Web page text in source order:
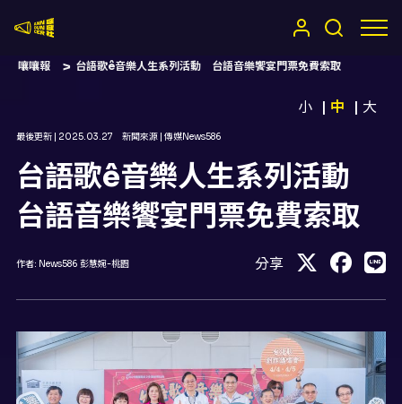
嚷嚷報 台語歌ê音樂人生系列活動 台語音樂饗宴門票免費索取
小 中 大
最後更新 | 2025.03.27 新聞來源 | 傳媒News586
台語歌ê音樂人生系列活動
台語音樂饗宴門票免費索取
作者: News586 彭慧婉-桃園 分享